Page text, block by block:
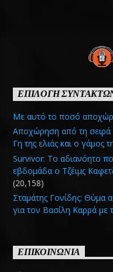
ΕΠΙΛΟΓΗ
Με αυτό το ποσό
Αποχώρηση από τη σειρά
Γη της ελιάς και ο γάμος
Survivor: Το αδιανόητο
εβδομάδα ο Τζέιμς
(20,158)
Σταμάτης Γονίδης: Θύμα
για τον Βασίλη Καρρά με
ΕΠΙΚΟΙΝΩΝΙΑ